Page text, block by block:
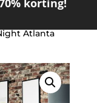
korting!
Atlanta